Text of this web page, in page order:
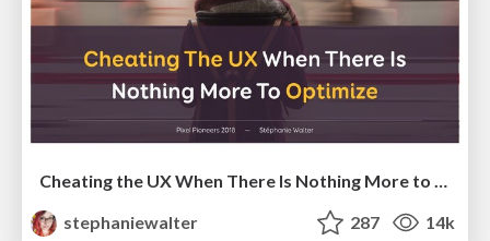
Cheating the UX When There Is Nothing More to Optimize - PixelPioneers
stephaniewalter
287 14k